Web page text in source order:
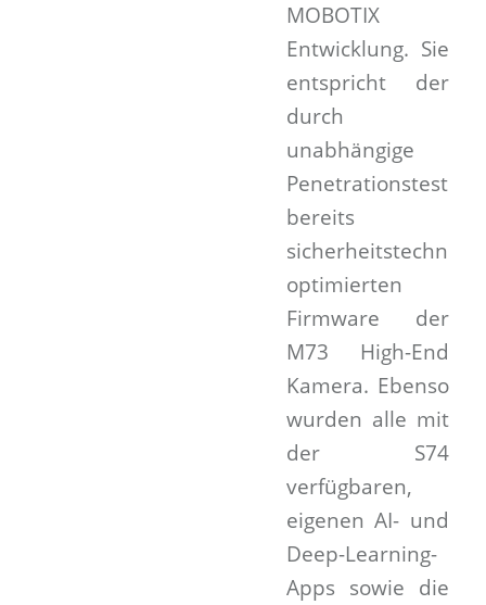
MOBOTIX
Entwicklung. Sie
entspricht der
durch
unabhängige
Penetrationstests
bereits
sicherheitstechnisch
optimierten
Firmware der
M73 High-End
Kamera. Ebenso
wurden alle mit
der S74
verfügbaren,
eigenen AI- und
Deep-Learning-
Apps sowie die